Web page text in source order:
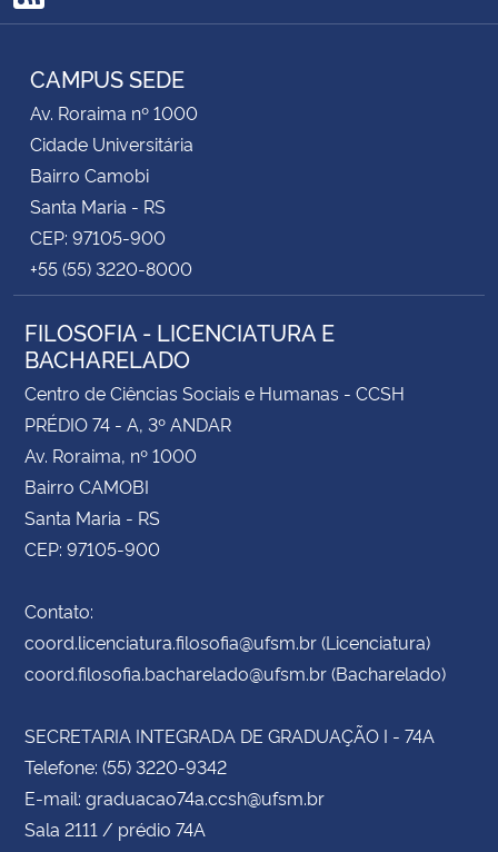
RSS
CAMPUS SEDE
Av. Roraima nº 1000
Cidade Universitária
Bairro Camobi
Santa Maria - RS
CEP: 97105-900
+55 (55) 3220-8000
FILOSOFIA - LICENCIATURA E
BACHARELADO
Centro de Ciências Sociais e Humanas - CCSH
PRÉDIO 74 - A, 3º ANDAR
Av. Roraima, nº 1000
Bairro CAMOBI
Santa Maria - RS
CEP: 97105-900
Contato:
coord.licenciatura.filosofia@ufsm.br (Licenciatura)
coord.filosofia.bacharelado@ufsm.br (Bacharelado)
SECRETARIA INTEGRADA DE GRADUAÇÃO I - 74A
Telefone: (55) 3220-9342
E-mail: graduacao74a.ccsh@ufsm.br
Sala 2111 / prédio 74A